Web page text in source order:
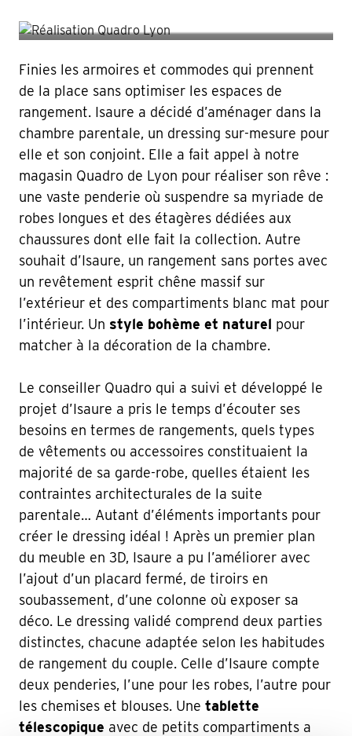
Finies les armoires et commodes qui prennent
de la place sans optimiser les espaces de
rangement. Isaure a décidé d’aménager dans la
chambre parentale, un dressing sur-mesure pour
elle et son conjoint. Elle a fait appel à notre
magasin Quadro de Lyon pour réaliser son rêve :
une vaste penderie où suspendre sa myriade de
robes longues et des étagères dédiées aux
chaussures dont elle fait la collection. Autre
souhait d’Isaure, un rangement sans portes avec
un revêtement esprit chêne massif sur
l’extérieur et des compartiments blanc mat pour
l’intérieur. Un style bohème et naturel pour
matcher à la décoration de la chambre.
Le conseiller Quadro qui a suivi et développé le
projet d’Isaure a pris le temps d’écouter ses
besoins en termes de rangements, quels types
de vêtements ou accessoires constituaient la
majorité de sa garde-robe, quelles étaient les
contraintes architecturales de la suite
parentale… Autant d’éléments importants pour
créer le dressing idéal ! Après un premier plan
du meuble en 3D, Isaure a pu l’améliorer avec
l’ajout d’un placard fermé, de tiroirs en
soubassement, d’une colonne où exposer sa
déco. Le dressing validé comprend deux parties
distinctes, chacune adaptée selon les habitudes
de rangement du couple. Celle d’Isaure compte
deux penderies, l’une pour les robes, l’autre pour
les chemises et blouses. Une tablette
télescopique avec de petits compartiments a